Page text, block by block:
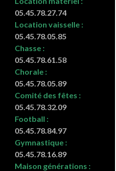
05.45.78.27.74
Location vaisselle :
05.45.78.05.85
Chasse :
05.45.78.61.58
Chorale :
05.45.78.05.89
Comité des fêtes :
05.45.78.32.09
Football :
05.45.78.84.97
Gymnastique :
05.45.78.16.89
Maison générations :